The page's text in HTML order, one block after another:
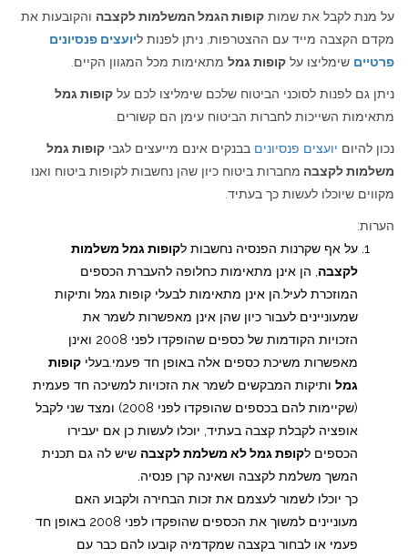
על מנת לקבל את שמות קופות הגמל המשלמות לקצבה והקובעות את
מקדם הקצבה מייד עם ההצטרפות, ניתן לפנות ליועצים פנסיונים
פרטיים שימליצו על קופות גמל מתאימות מכל המגוון הקיים.
ניתן גם לפנות לסוכני הביטוח שלכם שימליצו לכם על קופות גמל
מתאימות השייכות לחברות הביטוח עימן הם קשורים.
נכון להיום יועצים פנסיונים בבנקים אינם מייעצים לגבי קופות גמל
משלמות לקצבה מחברות ביטוח כיון שהן נחשבות לקופות ביטוח ואנו
מקווים שיוכלו לעשות כך בעתיד.
הערות:
על אף שקרנות הפנסיה נחשבות לקופות גמל משלמות
לקצבה , הן אינן מתאימות כחלופה להעברת הכספים
המוזכרת לעיל.הן אינן מתאימות לבעלי קופות גמל ותיקות
שמעוניינים לעבור כיון שהן אינן מאפשרות לשמר את
הזכויות הקודמות של כספים שהופקדו לפני 2008 ואינן
מאפשרות משיכת כספים אלה באופן חד פעמי.בעלי קופות
גמל ותיקות המבקשים לשמר את הזכויות למשיכה חד פעמית
(שקיימות להם בכספים שהופקדו לפני 2008) ומצד שני לקבל
אופציה לקבלת קצבה בעתיד, יוכלו לעשות כן אם יעבירו
הכספים לקופת גמל לא משלמת לקצבה שיש לה גם תכנית
המשך משלמת לקצבה ושאינה קרן פנסיה.
כך יוכלו לשמור לעצמם את זכות הבחירה ולקבוע האם
מעוניינים למשוך את הכספים שהופקדו לפני 2008 באופן חד
פעמי או לבחור בקצבה שמקדמיה קובעו להם כבר עם